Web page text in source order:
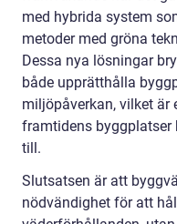
med hybrida system
metoder med gröna
Dessa nya lösningar
både upprätthålla
miljöpåverkan, vilket är
framtidens byggplatser
till.
Slutsatsen är att
nödvändighet för att